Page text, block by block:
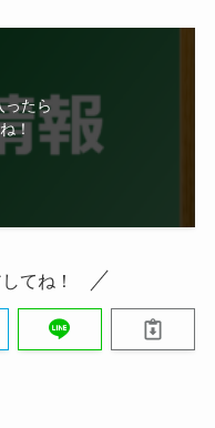
ったら
！
てね！